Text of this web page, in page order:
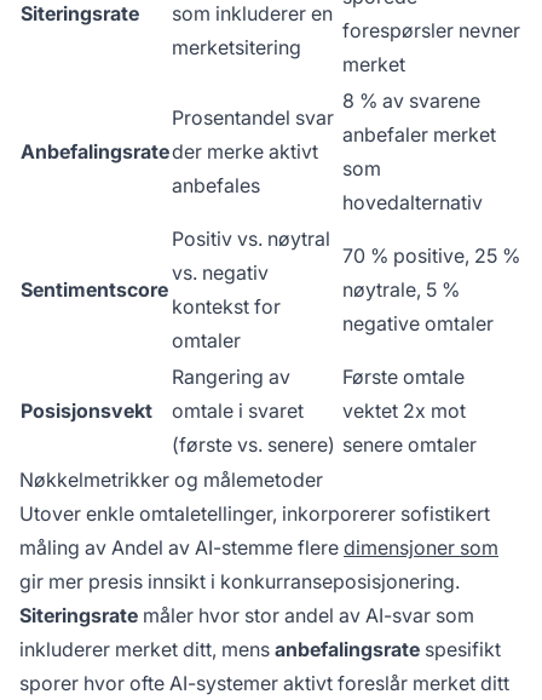
Siteringsrate
som inkluderer en
merketsitering
forespørsler nevner
merket
Anbefalingsrate
Prosentandel svar
der merke aktivt
anbefales
8 % av svarene
anbefaler merket
som
hovedalternativ
Sentimentscore
Positiv vs. nøytral
vs. negativ
kontekst for
omtaler
70 % positive, 25 %
nøytrale, 5 %
negative omtaler
Posisjonsvekt
Rangering av
omtale i svaret
(første vs. senere)
Første omtale
vektet 2x mot
senere omtaler
Nøkkelmetrikker og målemetoder
Utover enkle omtaletellinger, inkorporerer sofistikert
måling av Andel av AI-stemme flere dimensjoner som
gir mer presis innsikt i konkurranseposisjonering.
Siteringsrate måler hvor stor andel av AI-svar som
inkluderer merket ditt, mens anbefalingsrate spesifikt
sporer hvor ofte AI-systemer aktivt foreslår merket ditt